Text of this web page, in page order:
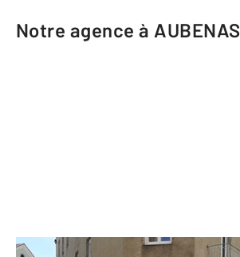
Notre agence à AUBENAS